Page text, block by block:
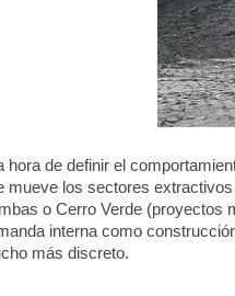
hora de definir el
mueve los sectores
o Cerro Verde (proyectos
interna como
más discreto.